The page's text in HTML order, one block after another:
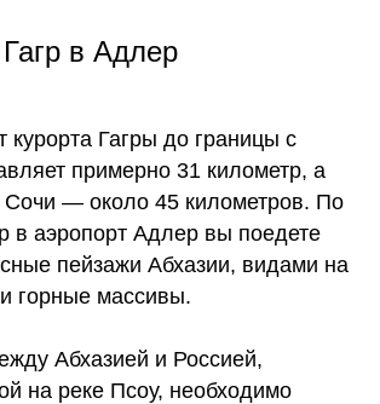
в Адлер
курорта Гагры до границы с
примерно 31 километр, а
Сочи — около 45 километров. По
в аэропорт Адлер вы поедете
пейзажи Абхазии, видами на
горные массивы.
Абхазией и Россией,
на реке Псоу, необходимо